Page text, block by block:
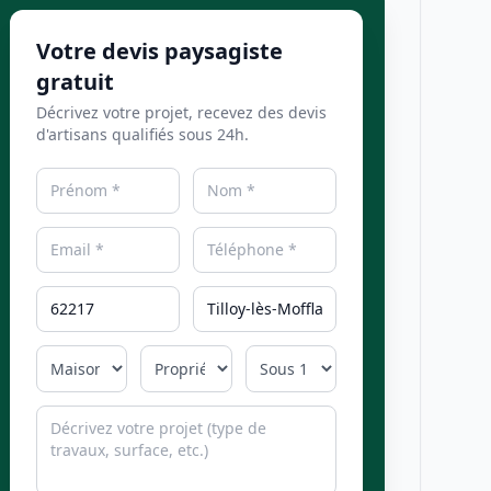
Votre devis paysagiste
gratuit
Décrivez votre projet, recevez des devis
d'artisans qualifiés sous 24h.